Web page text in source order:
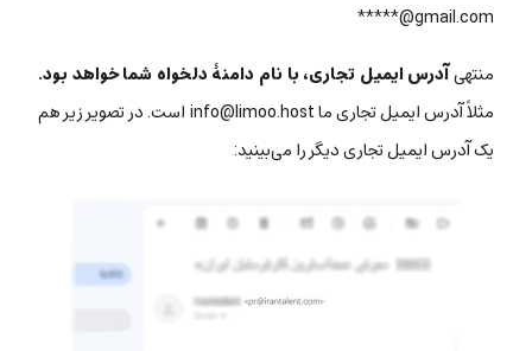
gmail.com@*****
منتهیآدرس ایمیل تجاری، با نام دامنۀ دلخواه شما خواهد بود.
مثلاً آدرس ایمیل تجاری ماinfo@limoo.hostاست. در تصویر زیر هم
یک آدرس ایمیل تجاری دیگر را می‌بینید: